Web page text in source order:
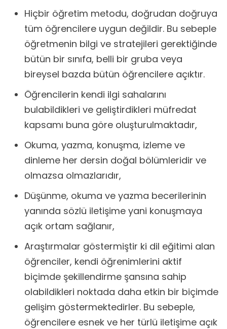
Hiçbir öğretim metodu, doğrudan doğruya
tüm öğrencilere uygun değildir. Bu sebeple
öğretmenin bilgi ve stratejileri gerektiğinde
bütün bir sınıfa, belli bir gruba veya
bireysel bazda bütün öğrencilere açıktır.
Öğrencilerin kendi ilgi sahalarını
bulabildikleri ve geliştirdikleri müfredat
kapsamı buna göre oluşturulmaktadır,
Okuma, yazma, konuşma, izleme ve
dinleme her dersin doğal bölümleridir ve
olmazsa olmazlarıdır,
Düşünme, okuma ve yazma becerilerinin
yanında sözlü iletişime yani konuşmaya
açık ortam sağlanır,
Araştırmalar göstermiştir ki dil eğitimi alan
öğrenciler, kendi öğrenimlerini aktif
biçimde şekillendirme şansına sahip
olabildikleri noktada daha etkin bir biçimde
gelişim göstermektedirler. Bu sebeple,
öğrencilere esnek ve her türlü iletişime açık